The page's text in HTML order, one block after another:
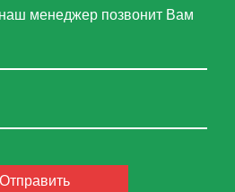
наш менеджер позвонит Вам